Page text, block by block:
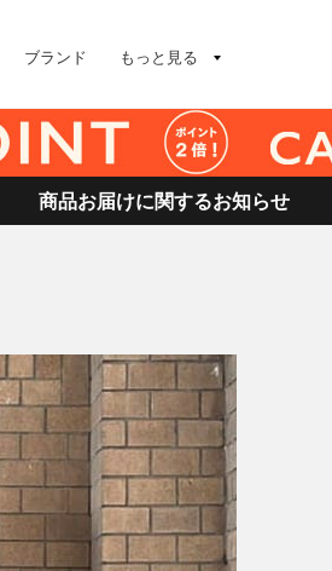
ブランド もっと見る
商品お届けに関するお知らせ